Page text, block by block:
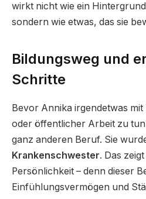
wirkt nicht wie ein
sondern wie etwas, das sie
Bildungsweg und
Schritte
Bevor Annika irgendetwas
oder öffentlicher Arbeit zu
ganz anderen Beruf. Sie
Krankenschwester. Das
Persönlichkeit – denn dieser
Einfühlungsvermögen und